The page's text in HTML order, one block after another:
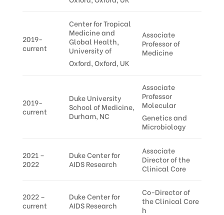
2019-
current
Center for Tropical
Medicine and
Global Health,
University of
Oxford, Oxford, UK
Associate
Professor of
Medicine
2019-
current
Duke University
School of Medicine,
Durham, NC
Associate
Professor
Molecular
Genetics and
Microbiology
2021 –
2022
Duke Center for
AIDS Research
Associate
Director of the
Clinical Core
2022 –
current
Duke Center for
AIDS Research
Co-Director of
the Clinical Core
h